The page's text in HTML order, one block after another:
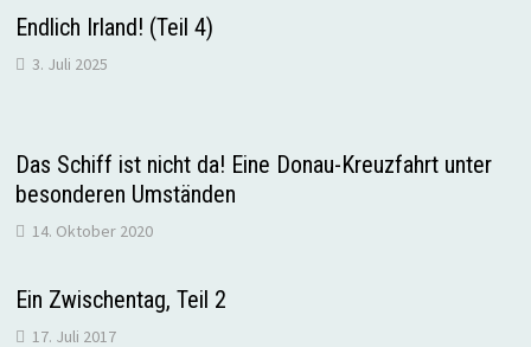
Endlich Irland! (Teil 4)
3. Juli 2025
Das Schiff ist nicht da! Eine Donau-Kreuzfahrt unter
besonderen Umständen
14. Oktober 2020
Ein Zwischentag, Teil 2
17. Juli 2017